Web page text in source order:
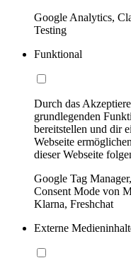
Google Analytics,
Testing
Funktional
Durch das
grundlegenden
bereitstellen und dir
Webseite
dieser Webseite
Google Tag
Consent Mode von
Klarna, Freshchat
Externe